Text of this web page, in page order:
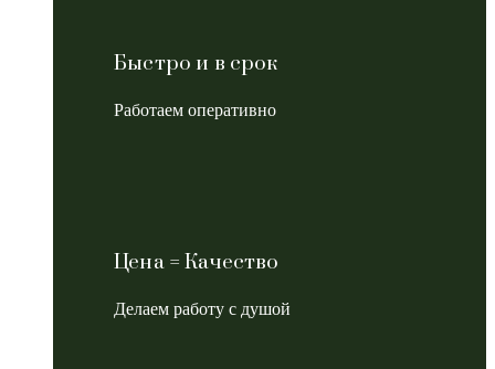
Быстро и в срок
Работаем оперативно
Цена = Качество
Делаем работу с душой